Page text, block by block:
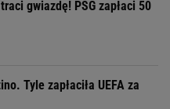
gwiazdę! PSG zapłaci 50
Tyle zapłaciła UEFA za